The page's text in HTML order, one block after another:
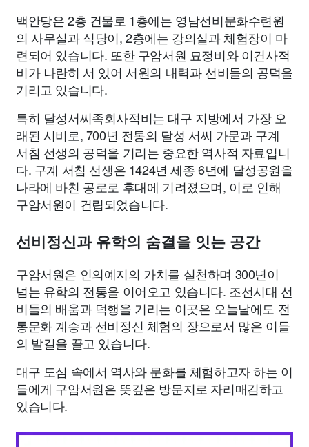
백안당은 2층 건물로 1층에는 영남선비문화수련원
의 사무실과 식당이, 2층에는 강의실과 체험장이 마
련되어 있습니다. 또한 구암서원 묘정비와 이건사적
비가 나란히 서 있어 서원의 내력과 선비들의 공덕을
기리고 있습니다.
특히 달성서씨족회사적비는 대구 지방에서 가장 오
래된 시비로, 700년 전통의 달성 서씨 가문과 구계
서침 선생의 공덕을 기리는 중요한 역사적 자료입니
다. 구계 서침 선생은 1424년 세종 6년에 달성공원을
나라에 바친 공로로 후대에 기려졌으며, 이로 인해
구암서원이 건립되었습니다.
선비정신과 유학의 숨결을 잇는 공간
구암서원은 인의예지의 가치를 실천하며 300년이
넘는 유학의 전통을 이어오고 있습니다. 조선시대 선
비들의 배움과 덕행을 기리는 이곳은 오늘날에도 전
통문화 계승과 선비정신 체험의 장으로서 많은 이들
의 발길을 끌고 있습니다.
대구 도심 속에서 역사와 문화를 체험하고자 하는 이
들에게 구암서원은 뜻깊은 방문지로 자리매김하고
있습니다.